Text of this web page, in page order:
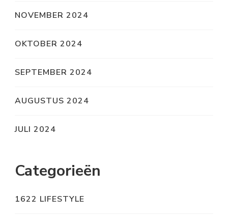
NOVEMBER 2024
OKTOBER 2024
SEPTEMBER 2024
AUGUSTUS 2024
JULI 2024
Categorieën
1622 LIFESTYLE